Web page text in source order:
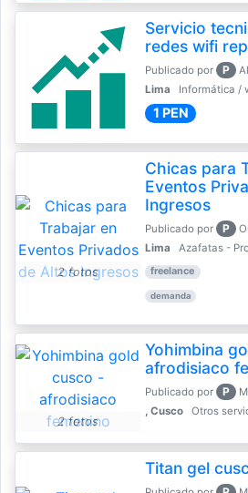
Servicio
redes wifi
Publicado por P
Lima
Informática /
1 PEN
2 fotos
Chicas para
Eventos
Ingresos
Publicado por P
Lima
Azafatas -
freelance
demanda
2 fotos
Yohimbina
afrodisiaco
Publicado por P
, Cusco
Otros
Titan gel